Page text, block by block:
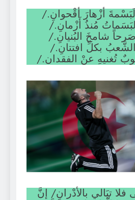
أزْهارَ أقْحوانِ./
مُنذُ أَزْمانِ./
شامخَ البُنيانِ./
الشَّعبُ بكلِّ افتتانِ./
تُغنيهِ عنْ الفقدان./
تبَالي بالأدْرانِ/ إنَّ